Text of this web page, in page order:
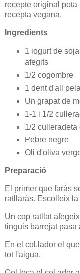
recepte original pota
recepta vegana.
Ingredients
1 iogurt de
afegits
1/2 cogombre
1 dent d'all
Un grapat de
1-1 i 1/2
1/2 culleradeta
Pebre negre
Oli d'oliva
Preparació
El primer que faràs
ratllaràs. Escolleix
Un cop ratllat
tinguis barrejat pasa
En el col.lador el
tot l'aigua.